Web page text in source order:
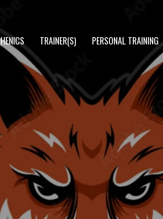
TRAINER(S) PERSONAL TRAINING